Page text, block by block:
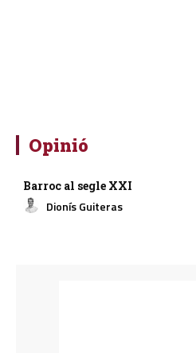
Opinió
Barroc al segle XXI
Dionís Guiteras